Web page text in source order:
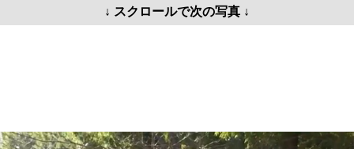
↓ スクロールで次の写真 ↓